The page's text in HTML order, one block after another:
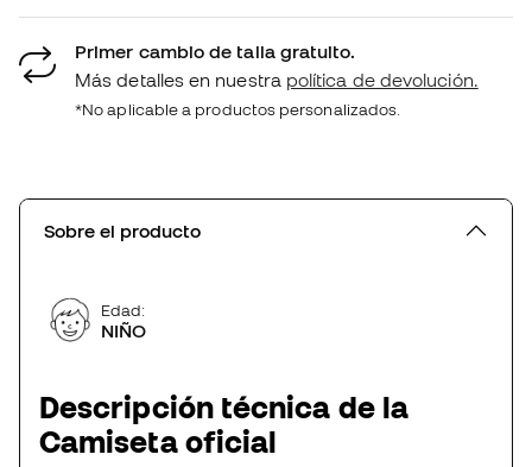
Primer cambio de talla gratuito.
Más detalles en nuestra política de devolución.
*No aplicable a productos personalizados.
Sobre el producto
Edad:
NIÑO
Descripción técnica de la
Camiseta oficial